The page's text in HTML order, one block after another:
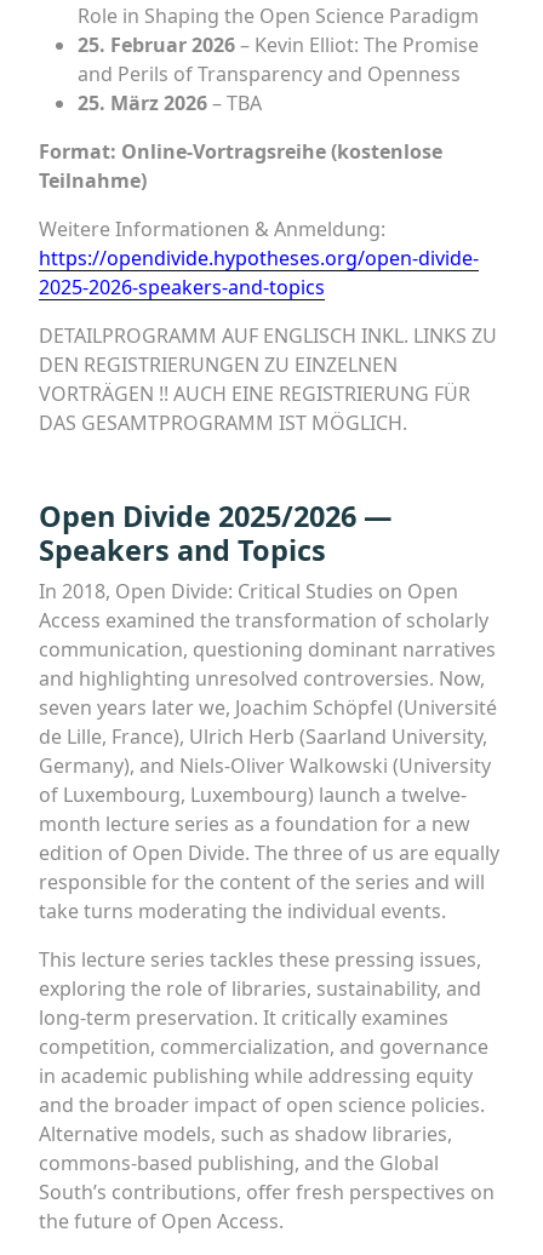
Role in Shaping the Open Science Paradigm
25. Februar 2026– Kevin Elliot: The Promise
and Perils of Transparency and Openness
25. März 2026– TBA
Format: Online-Vortragsreihe (kostenlose
Teilnahme)
Weitere Informationen & Anmeldung:
https://opendivide.hypotheses.org/open-divide-
2025-2026-speakers-and-topics
DETAILPROGRAMM AUF ENGLISCH INKL. LINKS ZU
DEN REGISTRIERUNGEN ZU EINZELNEN
VORTRÄGEN !! AUCH EINE REGISTRIERUNG FÜR
DAS GESAMTPROGRAMM IST MÖGLICH.
Open Divide 2025/2026 —
Speakers and Topics
In 2018, Open Divide: Critical Studies on Open
Access examined the transformation of scholarly
communication, questioning dominant narratives
and highlighting unresolved controversies. Now,
seven years later we, Joachim Schöpfel (Université
de Lille, France), Ulrich Herb (Saarland University,
Germany), and Niels-Oliver Walkowski (University
of Luxembourg, Luxembourg) launch a twelve-
month lecture series as a foundation for a new
edition of Open Divide. The three of us are equally
responsible for the content of the series and will
take turns moderating the individual events.
This lecture series tackles these pressing issues,
exploring the role of libraries, sustainability, and
long-term preservation. It critically examines
competition, commercialization, and governance
in academic publishing while addressing equity
and the broader impact of open science policies.
Alternative models, such as shadow libraries,
commons-based publishing, and the Global
South’s contributions, offer fresh perspectives on
the future of Open Access.